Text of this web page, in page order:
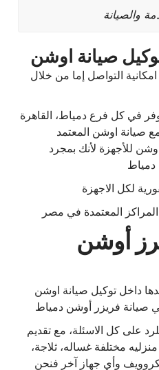
والصيانة
صيانة اوشن
التواصل إما من خلال
في كل فرع دمياط، القاهرة
صيانة اوشن المعتمد
للأجهزة لأنك بمجرد
لكل الاجهزة
المعتمدة في مصر
أوشن
داخل توكيل صيانة اوشن
فريزر أوشن دمياط
على كل الاسئلة، مع تقديم
مختلفة غساله، ثلاجة،
وأي جهاز آخر فنحن